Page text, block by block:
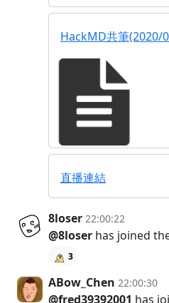
HackMD共筆(2020/
直播連結
8loser 22:00:22
@8loser has joined
3
ABow_Chen 22:00:30
@fred39392001 has